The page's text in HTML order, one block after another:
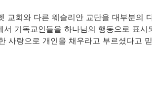
교회와 다른 웨슬리안 교단을 대부분의
기독교인들을 하나님의 행동으로 표시
사랑으로 개인을 채우라고 부르셨다고